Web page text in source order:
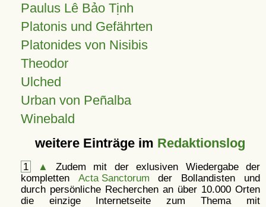
Paulus Lê Bảo Tịnh
Platonis und Gefährten
Platonides von Nisibis
Theodor
Ulched
Urban von Peñalba
Winebald
weitere Einträge im Redaktionslog
1 ▲
Zudem mit der exlusiven Wiedergabe der
kompletten Acta Sanctorum der Bollandisten und
durch persönliche Recherchen an über 10.000 Orten
die einzige Internetseite zum Thema mit